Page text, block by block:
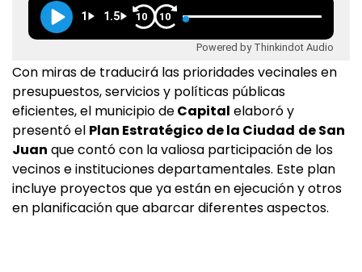
1 1.5 10 10
Powered by Thinkindot Audio
Con miras de traducirá las prioridades vecinales en
presupuestos, servicios y políticas públicas
eficientes, el municipio deCapital elaboró y
presentó el Plan Estratégico de la Ciudad de San
Juan que contó con la valiosa participación de los
vecinos e instituciones departamentales. Este plan
incluye proyectos que ya están en ejecución y otros
en planificación que abarcar diferentes aspectos.